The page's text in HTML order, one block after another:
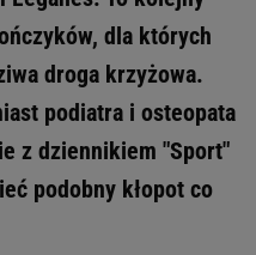
dla których
droga krzyżowa.
podiatra i osteopata
z dziennikiem "Sport"
podobny kłopot co